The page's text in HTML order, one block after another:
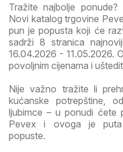
Tražite najbolje
Novi katalog trgovine
pun je popusta koji će
sadrži 8 stranica
16.04.2026 - 11.05.2026.
povoljnim cijenama i
Nije važno tražite li
kućanske potrepštine,
ljubimce – u ponudi ćete
Pevex i ovoga je puta
popuste.